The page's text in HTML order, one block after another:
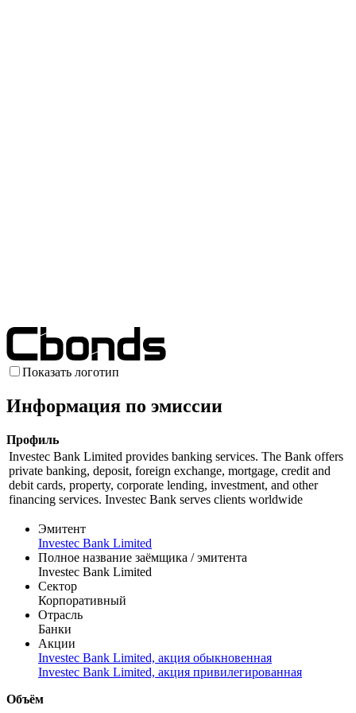
Показать логотип
Информация по эмиссии
Профиль
Investec Bank Limited provides banking services. The Bank offers
private banking, deposit, foreign exchange, mortgage, credit and
debit cards, property, corporate lending, investment, and other
financing services. Investec Bank serves clients worldwide
Эмитент
Investec Bank Limited
Полное название заёмщика / эмитента
Investec Bank Limited
Сектор
Корпоративный
Отрасль
Банки
Акции
Investec Bank Limited, акция обыкновенная
Investec Bank Limited, акция привилегированная
Объём